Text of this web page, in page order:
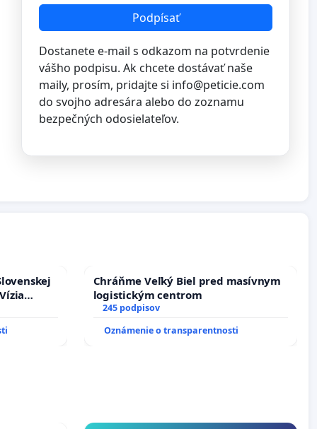
Podpísať
Dostanete e-mail s odkazom na potvrdenie
vášho podpisu. Ak chcete dostávať naše
maily, prosím, pridajte si info@peticie.com
do svojho adresára alebo do zoznamu
bezpečných odosielateľov.
Chráňme Veľký Biel pred masívnym
logistickým centrom
245 podpisov
Oznámenie o transparentnosti